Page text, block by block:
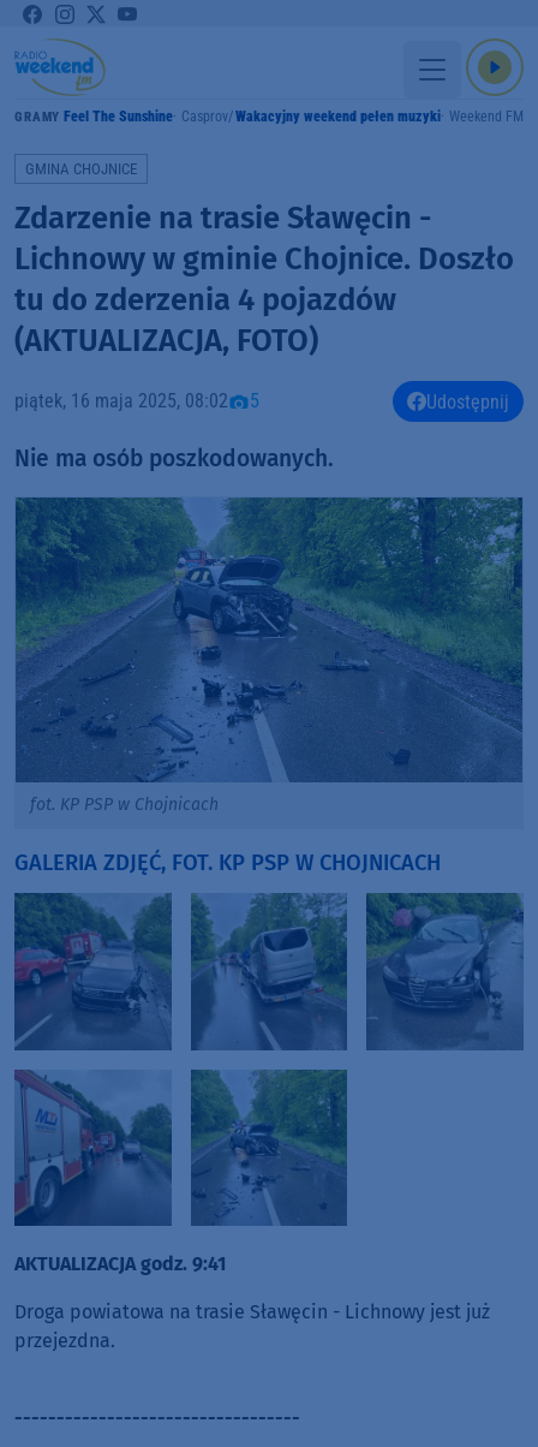
GRAMY Feel The Sunshine Casprov Wakacyjny weekend pełen muzyki Weekend FM
GMINA CHOJNICE
Zdarzenie na trasie Sławęcin -
Lichnowy w gminie Chojnice. Doszło
tu do zderzenia 4 pojazdów
(AKTUALIZACJA, FOTO)
piątek, 16 maja 2025, 08:02 5 Udostępnij
Nie ma osób poszkodowanych.
fot. KP PSP w Chojnicach
GALERIA ZDJĘĆ, FOT. KP PSP W CHOJNICACH
AKTUALIZACJA godz. 9:41
Droga powiatowa na trasie Sławęcin - Lichnowy jest już
przejezdna.
----------------------------------